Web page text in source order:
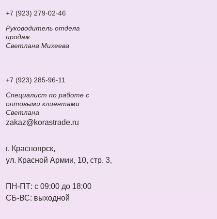
+7 (923) 279-02-46
Руководитель отдела
продаж
Светлана Михеева
+7 (923) 285-96-11
Специалист по работе с
оптовыми клиентами
Светлана
zakaz@korastrade.ru
г. Красноярск,
ул. Красной Армии, 10, стр. 3,
ПН-ПТ: с 09:00 до 18:00
СБ-ВС: выходной